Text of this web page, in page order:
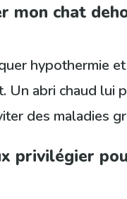
mon chat
hypothermie
Un abri chaud lui
des maladies
privilégier